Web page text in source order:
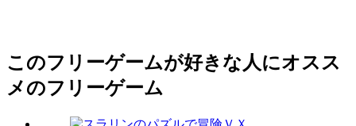
このフリーゲームが好きな人にオスス
メのフリーゲーム